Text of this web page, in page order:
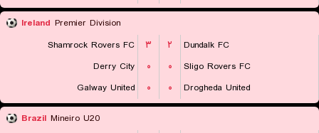
Ireland Premier Division
Shamrock Rovers FC
۳ ۲
Dundalk FC
Derry City
۰ ۰
Sligo Rovers FC
Galway United
۰ ۰ Drogheda United
Brazil Mineiro U20